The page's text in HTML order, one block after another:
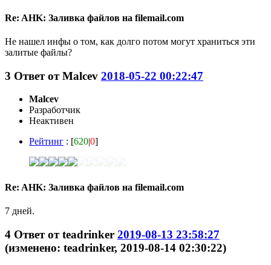
Re: AHK: Заливка файлов на filemail.com
Не нашел инфы о том, как долго потом могут храниться эти
залитые файлы?
3 Ответ отMalcev 2018-05-22 00:22:47
Malcev
Разработчик
Неактивен
Рейтинг : [620|0]
Re: AHK: Заливка файлов на filemail.com
7 дней.
4 Ответ отteadrinker 2019-08-13 23:58:27
(изменено: teadrinker, 2019-08-14 02:30:22)